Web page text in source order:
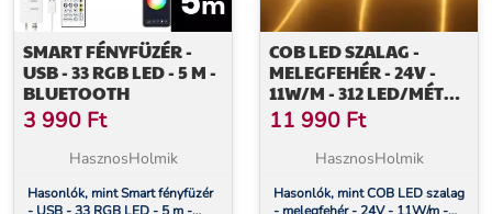
SMART FÉNYFÜZÉR -
USB - 33 RGB LED - 5 M -
BLUETOOTH
3 990 Ft
HasznosHolmik
Hasonlók, mint Smart fényfüzér
COB LED SZALAG -
MELEGFEHÉR - 24V -
11W/M - 312 LED/MÉTER
- 10 M / CSOMAG
11 990 Ft
HasznosHolmik
Hasonlók, mint COB LED szalag